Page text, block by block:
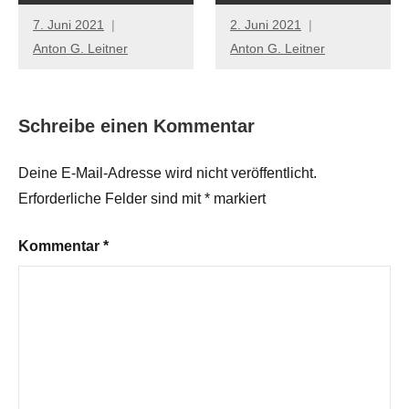
7. Juni 2021
Anton G. Leitner
2. Juni 2021
Anton G. Leitner
Schreibe einen Kommentar
Deine E-Mail-Adresse wird nicht veröffentlicht.
Erforderliche Felder sind mit* markiert
Kommentar *